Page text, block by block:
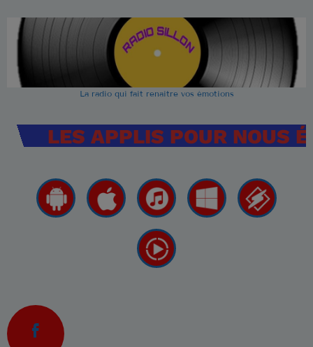
La radio qui fait renaitre vos émotions
LES APPLIS POUR NOUS